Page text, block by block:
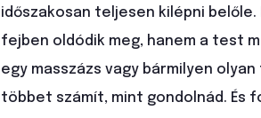
időszakosan teljesen kilépni
fejben oldódik meg, hanem a test
egy masszázs vagy bármilyen
többet számít, mint gondolnád. És